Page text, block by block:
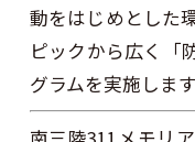
動をはじめとした
ピックから広く「
グラムを実施しま